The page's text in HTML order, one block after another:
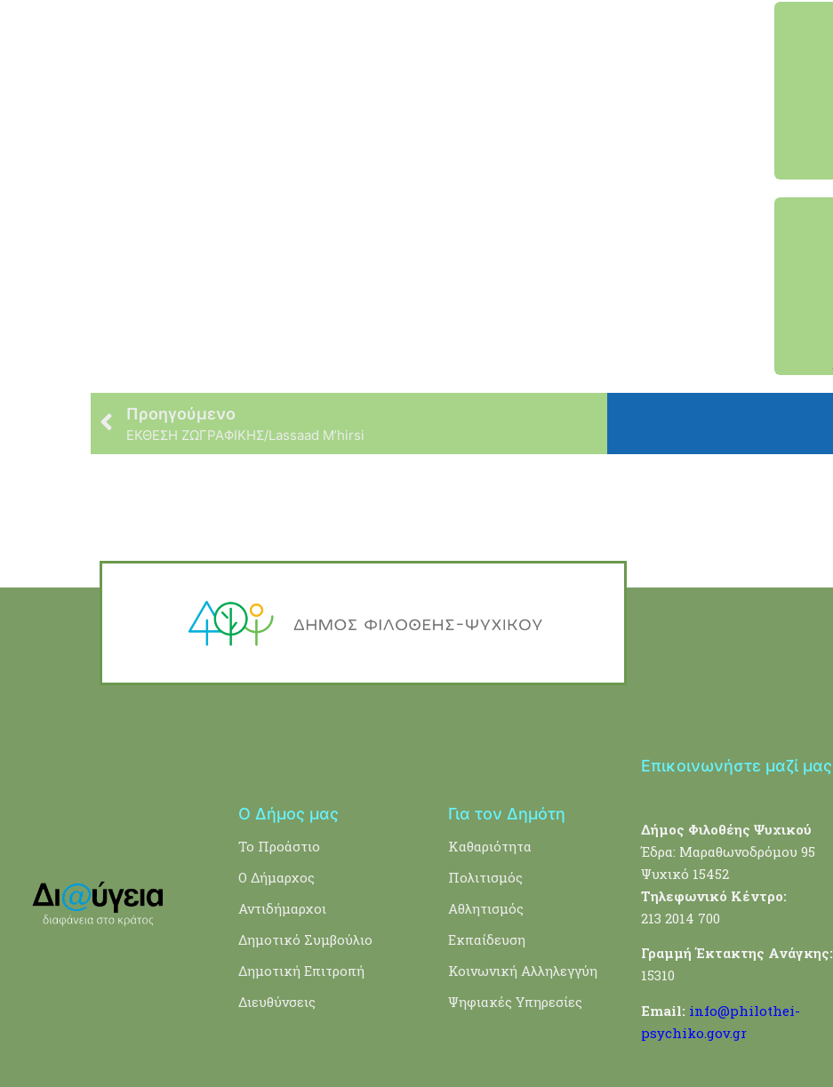
Προηγούμενο
ΕΚΘΕΣΗ ΖΩΓΡΑΦΙΚΗΣ/Lassaad M’hirsi
Ο Δήμος μας
Το Προάστιο
Ο Δήμαρχος
Αντιδήμαρχοι
Δημοτικό Συμβούλιο
Δημοτική Επιτροπή
Διευθύνσεις
Για τον Δημότη
Καθαριότητα
Πολιτισμός
Αθλητισμός
Εκπαίδευση
Κοινωνική Αλληλεγγύη
Ψηφιακές Υπηρεσίες
Επικοινωνήστε μαζί μας
Δήμος Φιλοθέης Ψυχικού
Έδρα: Μαραθωνοδρόμου 95
Ψυχικό 15452
Τηλεφωνικό Κέντρο:
213 2014 700
Γραμμή Έκτακτης Ανάγκης:
15310
Email: info@philothei-
psychiko.gov.gr